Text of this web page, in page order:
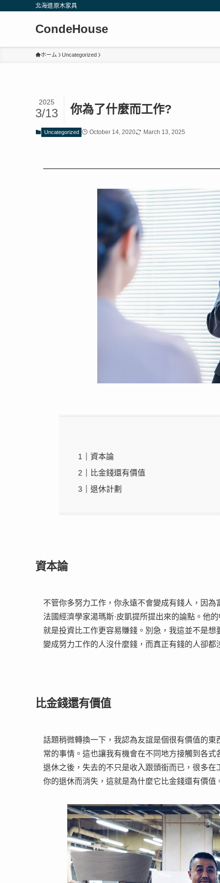
北海道原木家具
CondeHouse
ホーム Uncategorized
你為了什麼而工作?
2025
3/13
Uncategorized October 14, 2020 March 13, 2025
資本論
比金錢還有價值
退休計劃
資本論
不管你多努力工作，你永遠不會變成有錢人，因
法國經濟學家湯瑪斯·皮凱提所提出來的論點。他
就是投資比工作更容易賺錢。別急，我這並不是
變成努力工作的人沒什麼錢，而真正有錢的人卻都
比金錢還有價值
話題稍微轉換一下，我認為友誼是個很有價值的
常的事情。這也讓我有機會在不同地方接觸到各
退休之後，失去的不只是收入跟頭銜而已，很多
你的退休而消失，這就是為什麼它比金錢還有價值